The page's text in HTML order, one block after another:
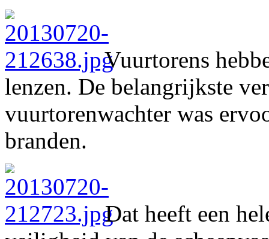
Vuurtorens
lenzen. De belangrijkste
vuurtorenwachter was
branden.
Dat heeft een